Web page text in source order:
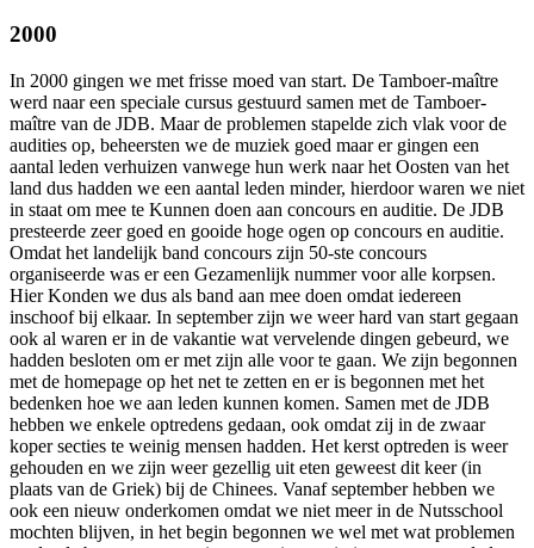
2000
In 2000 gingen we met frisse moed van start. De Tamboer-maître
werd naar een speciale cursus gestuurd samen met de Tamboer-
maître van de JDB. Maar de problemen stapelde zich vlak voor de
audities op, beheersten we de muziek goed maar er gingen een
aantal leden verhuizen vanwege hun werk naar het Oosten van het
land dus hadden we een aantal leden minder, hierdoor waren we niet
in staat om mee te Kunnen doen aan concours en auditie. De JDB
presteerde zeer goed en gooide hoge ogen op concours en auditie.
Omdat het landelijk band concours zijn 50-ste concours
organiseerde was er een Gezamenlijk nummer voor alle korpsen.
Hier Konden we dus als band aan mee doen omdat iedereen
inschoof bij elkaar. In september zijn we weer hard van start gegaan
ook al waren er in de vakantie wat vervelende dingen gebeurd, we
hadden besloten om er met zijn alle voor te gaan. We zijn begonnen
met de homepage op het net te zetten en er is begonnen met het
bedenken hoe we aan leden kunnen komen. Samen met de JDB
hebben we enkele optredens gedaan, ook omdat zij in de zwaar
koper secties te weinig mensen hadden. Het kerst optreden is weer
gehouden en we zijn weer gezellig uit eten geweest dit keer (in
plaats van de Griek) bij de Chinees. Vanaf september hebben we
ook een nieuw onderkomen omdat we niet meer in de Nutsschool
mochten blijven, in het begin begonnen we wel met wat problemen